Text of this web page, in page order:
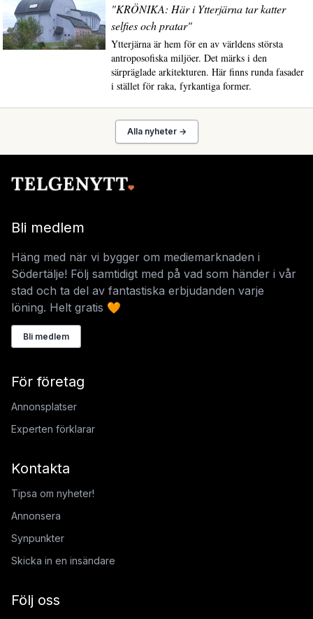
"KRÖNIKA: Här i Ytterjärna tar katter
selfies och pratar"
Ytterjärna är hem för en av världens största
antroposofiska miljöer. Det märks i den
särpräglade arkitekturen. Här finns runda fasader
i stället för raka, fyrkantiga former.
Alla nyheter →
Bli medlem
Häng med när vi bygger om mediemarknaden i
Södertälje! Följ samtidigt med på vad som händer i vår
stad och ta del av fantastiska erbjudanden varje
löning. Helt gratis 🧡
Bli medlem
För företag
Annonsplatser
Experten förklarar
Kontakta
Tipsa om nyheter!
Annonsera
Synpunkter
Skicka in en insändare
Följ oss